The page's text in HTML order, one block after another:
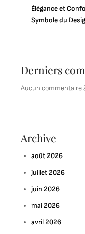
Élégance et
Symbole du
Derniers
Aucun commentaire
Archive
août 2026
juillet 2026
juin 2026
mai 2026
avril 2026